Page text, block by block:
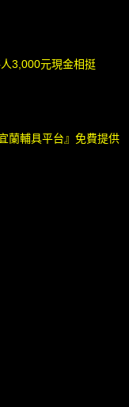
3,000元現金相挺
蘭輔具平台』免費提供